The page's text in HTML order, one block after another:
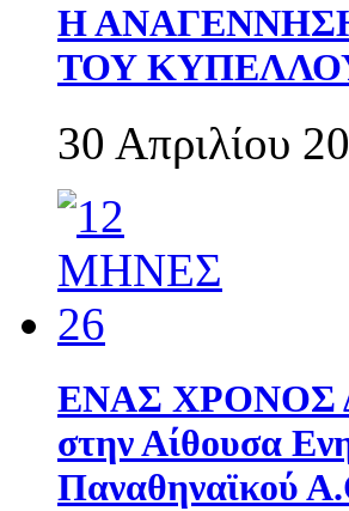
Η
ΤΟΥ
30 Απριλίου
ΕΝΑΣ ΧΡΟΝΟΣ
στην Αίθουσα
Παναθηναϊκού